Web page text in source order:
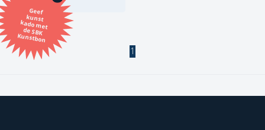
Geef
kunst
kado met
de SBK
Kunstbon
Techniek
Kunstenaar 1